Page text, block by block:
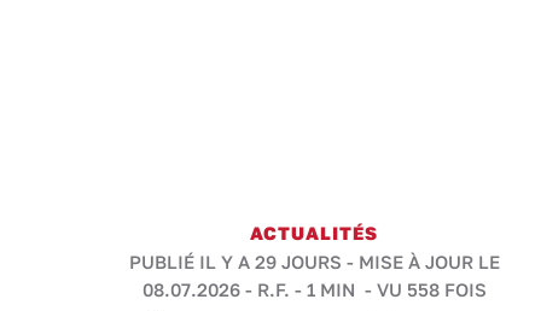
ACTUALITÉS
PUBLIÉ IL Y A 29 JOURS - MISE À JOUR LE
08.07.2026 - R.F. - 1 MIN - VU 558 FOIS